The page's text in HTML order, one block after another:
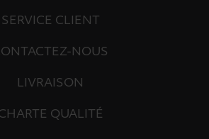
SERVICE CLIENT
NOUS
LIVRAISON
QUALITÉ